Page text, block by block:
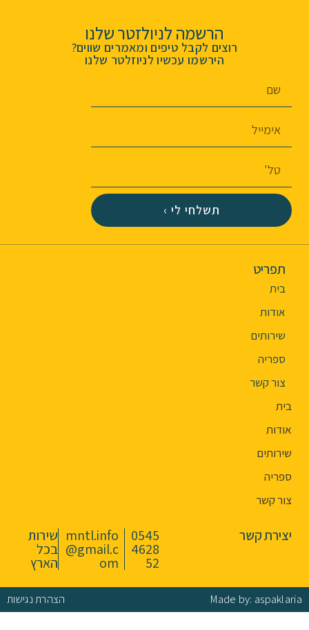
הרשמה לניולזטר שלנו
רוצים לקבל טיפים ומאמרים שווים?
הירשמו עכשיו לניוזלטר שלנו
תשלחי לי ›
תפריט
בית
אודות
שירותים
ספריה
צור קשר
בית
אודות
שירותים
ספריה
צור קשר
יצירת קשר 0545
4628
52
mntl.info
@gmail.c
om
שירות
בכל
הארץ
Made by: aspaklaria הצהרת נגישות